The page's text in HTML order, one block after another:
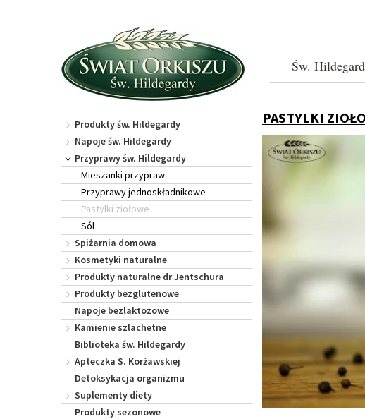
Św.
Produkty św. Hildegardy
Napoje św. Hildegardy
Przyprawy św. Hildegardy
Mieszanki przypraw
Przyprawy jednoskładnikowe
Pastylki ziołowe
Sól
Spiżarnia domowa
Kosmetyki naturalne
Produkty naturalne dr Jentschura
Produkty bezglutenowe
Napoje bezlaktozowe
Kamienie szlachetne
Biblioteka św. Hildegardy
Apteczka S. Korżawskiej
Detoksykacja organizmu
Suplementy diety
Produkty sezonowe
PASTYLKI